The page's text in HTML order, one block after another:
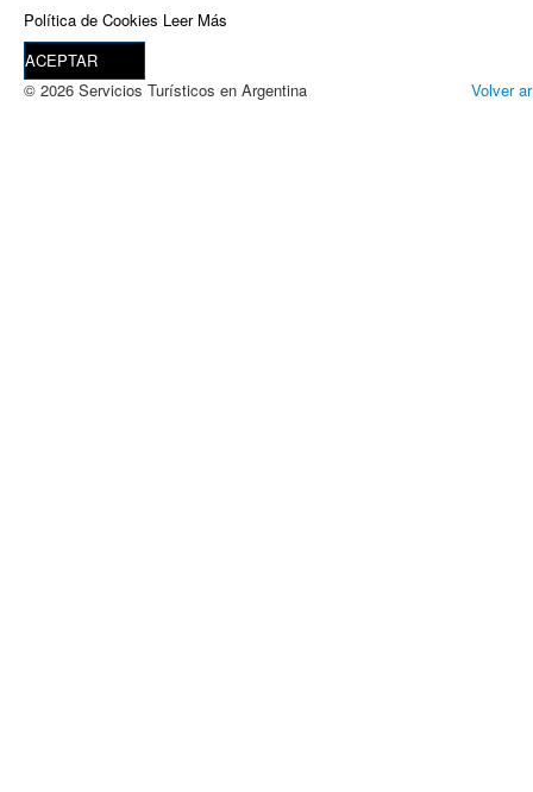
Política de Cookies Leer Más
ACEPTAR
Volver
© 2026 Servicios Turísticos en Argentina